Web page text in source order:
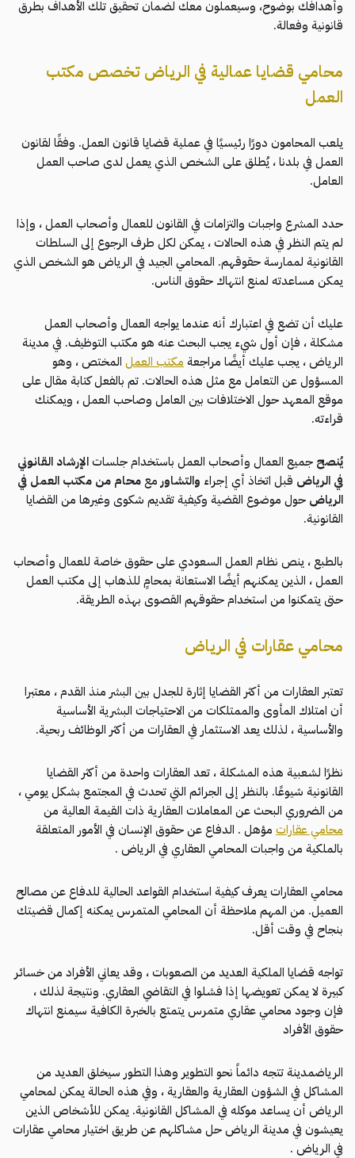
وأهدافك بوضوح، وسيعملون معك لضمان تحقيق تلك الأهداف بطرق
قانونية وفعالة.
محامي قضايا عمالية في الرياض تخصص مكتب
العمل
يلعب المحامون دورًا رئيسيًا في عملية قضايا قانون العمل. وفقًا لقانون
العمل في بلدنا ، يُطلق على الشخص الذي يعمل لدى صاحب العمل
العامل.
حدد المشرع واجبات والتزامات في القانون للعمال وأصحاب العمل ، وإذا
لم يتم النظر في هذه الحالات ، يمكن لكل طرف الرجوع إلى السلطات
القانونية لممارسة حقوقهم. المحامي الجيد في الرياض هو الشخص الذي
يمكن مساعدته لمنع انتهاك حقوق الناس.
عليك أن تضع في اعتبارك أنه عندما يواجه العمال وأصحاب العمل
مشكلة ، فإن أول شيء يجب البحث عنه هو مكتب التوظيف. في مدينة
الرياض ، يجب عليك أيضًا مراجعة مكتب العمل المختص ، وهو
المسؤول عن التعامل مع مثل هذه الحالات. تم بالفعل كتابة مقال على
موقع المعهد حول الاختلافات بين العامل وصاحب العمل ، ويمكنك
قراءته.
يُنصح جميع العمال وأصحاب العمل باستخدام جلساتالإرشاد القانوني
في الرياض قبل اتخاذ أي إجراء والتشاور مع محام من مكتب العمل في
الرياض حول موضوع القضية وكيفية تقديم شكوى وغيرها من القضايا
القانونية.
بالطبع ، ينص نظام العمل السعودي على حقوق خاصة للعمال وأصحاب
العمل ، الذين يمكنهم أيضًا الاستعانة بمحامٍ للذهاب إلى مكتب العمل
حتى يتمكنوا من استخدام حقوقهم القصوى بهذه الطريقة.
محامي عقارات في الرياض
تعتبر العقارات من أكثر القضايا إثارة للجدل بين البشر منذ القدم ، معتبرا
أن امتلاك المأوى والممتلكات من الاحتياجات البشرية الأساسية
والأساسية ، لذلك يعد الاستثمار في العقارات من أكثر الوظائف ربحية.
نظرًا لشعبية هذه المشكلة ، تعد العقارات واحدة من أكثر القضايا
القانونية شيوعًا. بالنظر إلى الجرائم التي تحدث في المجتمع بشكل يومي ،
من الضروري البحث عن المعاملات العقارية ذات القيمة العالية من
محامي عقارات مؤهل . الدفاع عن حقوق الإنسان في الأمور المتعلقة
بالملكية من واجبات المحامي العقاري في الرياض .
محامي العقارات يعرف كيفية استخدام القواعد الحالية للدفاع عن مصالح
العميل. من المهم ملاحظة أن المحامي المتمرس يمكنه إكمال قضيتك
بنجاح في وقت أقل.
تواجه قضايا الملكية العديد من الصعوبات ، وقد يعاني الأفراد من خسائر
كبيرة لا يمكن تعويضها إذا فشلوا في التقاضي العقاري. ونتيجة لذلك ،
فإن وجود محامي عقاري متمرس يتمتع بالخبرة الكافية سيمنع انتهاك
حقوق الأفراد
الرياضمدينة تتجه دائماً نحو التطوير وهذا التطور سيخلق العديد من
المشاكل في الشؤون العقارية والعقارية ، وفي هذه الحالة يمكن لمحامي
الرياض أن يساعد موكله في المشاكل القانونية. يمكن للأشخاص الذين
يعيشون في مدينة الرياض حل مشاكلهم عن طريق اختيار محامي عقارات
في الرياض .